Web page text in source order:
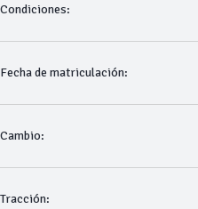
Condiciones:
Fecha de matriculación:
Cambio:
Tracción: